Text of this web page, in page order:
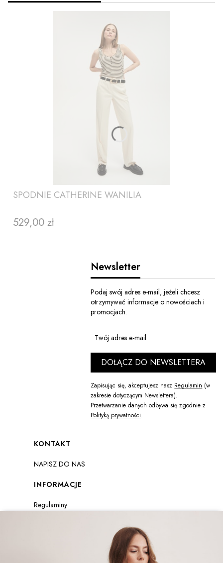
SPODNIE CATHERINE WANILIA
Cena
529,00 zł
Newsletter
Podaj swój adres e-mail, jeżeli chcesz
otrzymywać informacje o nowościach i
promocjach.
Twój adres e-mail
DOŁĄCZ DO NEWSLETTERA
Zapisując się, akceptujesz nasz Regulamin (w
zakresie dotyczącym Newslettera).
Przetwarzanie danych odbywa się zgodnie z
Polityką prywatności.
Linki w stopce
KONTAKT
NAPISZ DO NAS
INFORMACJE
Regulaminy